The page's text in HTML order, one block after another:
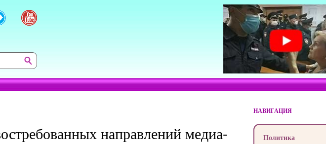
направлений медиа-
НАВИГАЦИЯ
Политика